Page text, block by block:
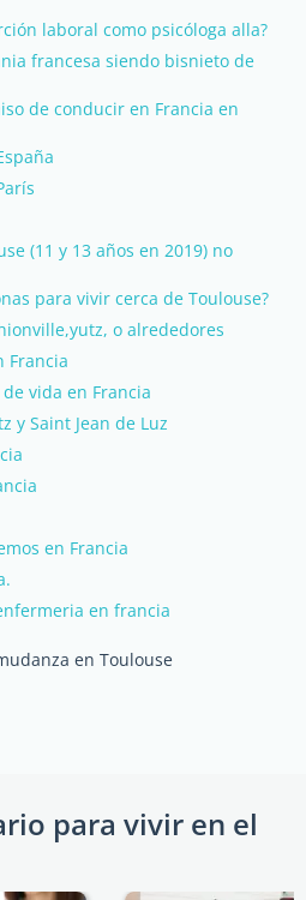
laboral como psicóloga alla?
francesa siendo bisnieto de
de conducir en Francia en
(11 y 13 años en 2019) no
para vivir cerca de Toulouse?
o alrededores
Francia
vida en Francia
y Saint Jean de Luz
en Francia
en francia
en Toulouse
para vivir en el